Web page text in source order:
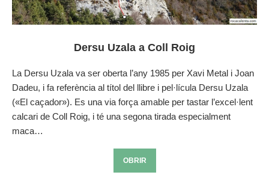
Dersu Uzala a Coll Roig
La Dersu Uzala va ser oberta l’any 1985 per Xavi Metal i Joan
Dadeu, i fa referència al títol del llibre i pel·lícula Dersu Uzala
(«El caçador»). Es una via força amable per tastar l’excel·lent
calcari de Coll Roig, i té una segona tirada especialment
maca…
OBRIR